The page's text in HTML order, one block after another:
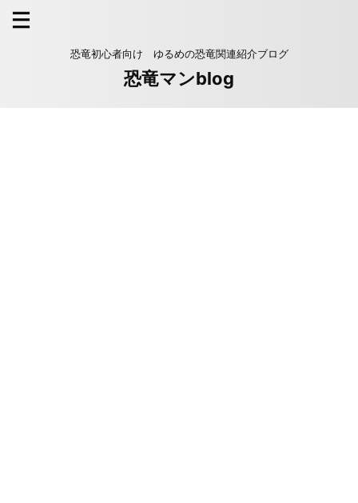
恐竜初心者向け ゆるめの恐竜関連紹介ブログ
恐竜マンblog